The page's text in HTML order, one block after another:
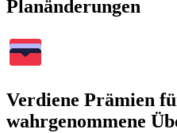
Planänderungen
Verdiene Prämien
wahrgenommene